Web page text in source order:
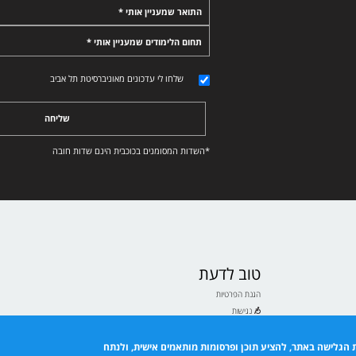
באתר, להציע תוכן ופרסומות מותאמים אישית, ולנתח
התואר שמעניין אותי *
תחום הלימודים שמעניין אותי *
שלחו לי עדכונים מאוניברסיטת תל אביב
שליחה
*השדות המסומנים בכוכבית הינם שדות חובה
לבעלי ולבעלות תואר
טוב לדעת
הגנת הפרטיות
נגישות